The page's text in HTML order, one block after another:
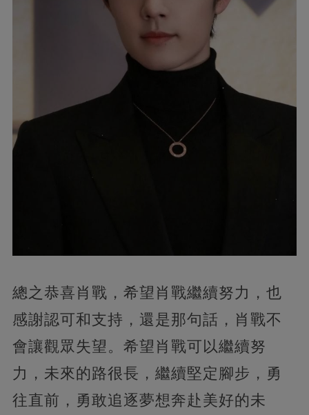
總之恭喜肖戰，希望肖戰繼續努力，也
感謝認可和支持，還是那句話，肖戰不
會讓觀眾失望。希望肖戰可以繼續努
力，未來的路很長，繼續堅定腳步，勇
往直前，勇敢追逐夢想奔赴美好的未